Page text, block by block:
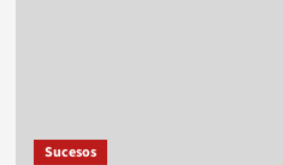
Sucesos